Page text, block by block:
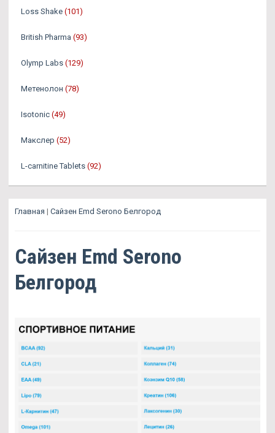
Loss Shake (101)
British Pharma (93)
Olymp Labs (129)
Метенолон (78)
Isotonic (49)
Макслер (52)
L-carnitine Tablets (92)
Главная | Сайзен Emd Serono Белгород
Сайзен Emd Serono
Белгород